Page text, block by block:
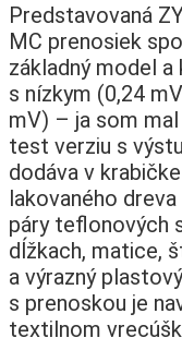
Predstavovaná
MC prenosiek
základný model
s nízkym (0,24
mV) – ja som
test verziu s
dodáva v
lakovaného
páry teflonových
dĺžkach, matice,
a výrazný
s prenoskou je
textilnom